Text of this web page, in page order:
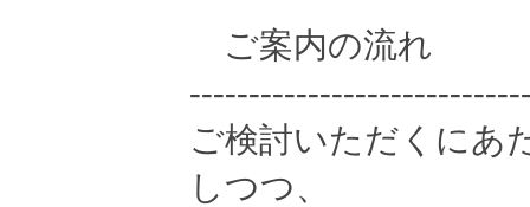
ご案内の流れ
ご検討いただくにあ
しつつ、